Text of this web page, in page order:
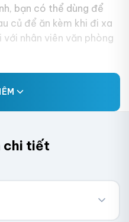
bạn có thể dùng để
củ để ăn kèm khi đi xa
nhân viên văn phòng
chi tiết